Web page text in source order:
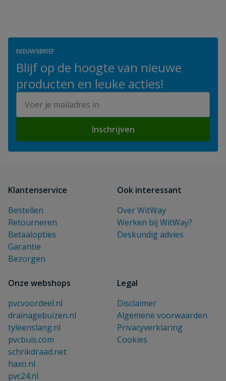
NIEUWSBRIEF
Blijf op de hoogte van nieuwe
producten en leuke acties!
Inschrijven
Klantenservice
Bestellen
Retourneren
Betaalopties
Garantie
Bezorgen
Ook interessant
Over WitWay
Werken bij WitWay?
Deskundig advies
Onze webshops
pvcvoordeel.nl
drainagebuizen.nl
tyleenslang.nl
pvcbuis.com
schrikdraad.net
haxo.nl
pvc24.nl
Legal
Disclaimer
Algemene voorwaarden
Privacyverklaring
Cookies